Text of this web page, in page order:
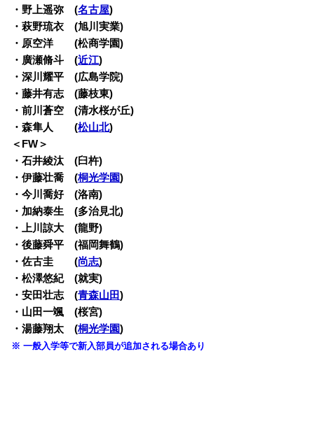
・野上遥弥 (名古屋)
・萩野琉衣 (旭川実業)
・原空洋 (松商学園)
・廣瀬脩斗 (近江)
・深川耀平 (広島学院)
・藤井有志 (藤枝東)
・前川蒼空 (清水桜が丘)
・森隼人 (松山北)
＜FW＞
・石井綾汰 (臼杵)
・伊藤壮喬 (桐光学園)
・今川喬好 (洛南)
・加納泰生 (多治見北)
・上川諒大 (龍野)
・後藤舜平 (福岡舞鶴)
・佐古圭 (尚志)
・松澤悠紀 (就実)
・安田壮志 (青森山田)
・山田一颯 (桜宮)
・湯藤翔太 (桐光学園)
※ 一般入学等で新入部員が追加される場合あり